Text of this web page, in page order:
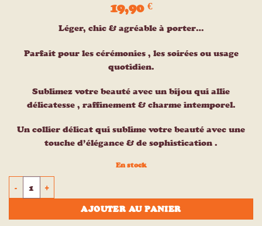
19,90 €
Léger, chic & agréable à porter…
Parfait pour les cérémonies , les soirées ou usage
quotidien.
Sublimez votre beauté avec un bijou qui allie
délicatesse , raffinement & charme intemporel.
Un collier délicat qui sublime votre beauté avec une
touche d’élégance & de sophistication .
En stock
AJOUTER AU PANIER